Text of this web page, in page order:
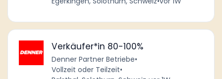
Verkäufer*in 80-100%
Denner Partner Betriebe•
Vollzeit oder Teilzeit•